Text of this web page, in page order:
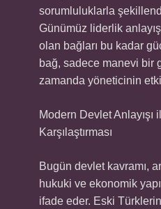
sorumluluklarla
Günümüz liderlik
olan bağları bu kadar
bağ, sadece manevi bir
zamanda yöneticinin
Modern Devlet
Karşılaştırması
Bugün devlet kavramı,
hukuki ve ekonomik
ifade eder. Eski